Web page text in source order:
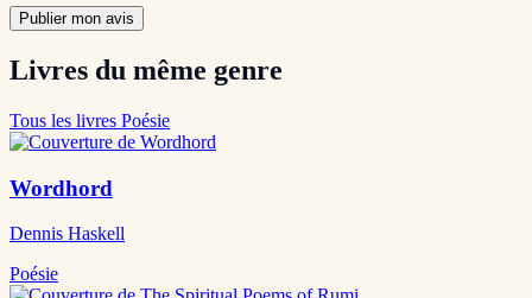
Publier mon avis
Livres du même genre
Tous les livres Poésie
Wordhord
Dennis Haskell
Poésie